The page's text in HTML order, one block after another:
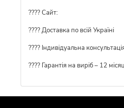
???? Сайт:
???? Доставка по всій Україні
????️ Індивідуальна
???? Гарантія на виріб – 12